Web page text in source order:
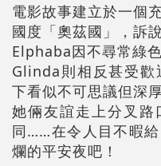
電影故事建立於一個
國度「奧茲國」，訴
Elphaba因不尋常綠
Glinda則相反甚受歡
下看似不可思議但深
她倆友誼走上分叉路
同……在令人目不暇
爛的平安夜吧！